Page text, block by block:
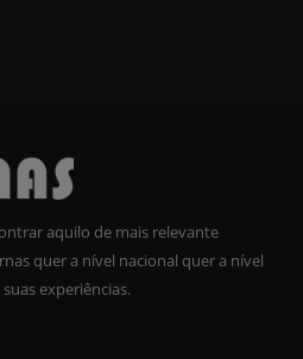
aquilo de mais relevante
quer a nível nacional quer a nível
experiências.